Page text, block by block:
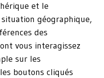
et le
géographique,
des
vous interagissez
sur les
boutons cliqués